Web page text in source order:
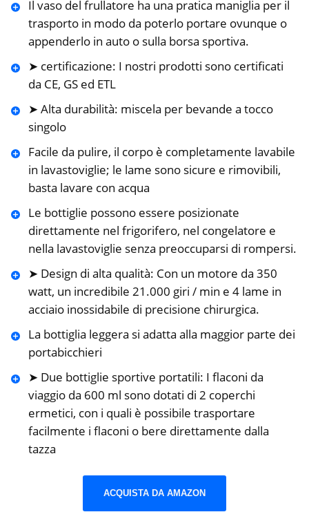
Il vaso del frullatore ha una pratica maniglia per il
trasporto in modo da poterlo portare ovunque o
appenderlo in auto o sulla borsa sportiva.
➤ certificazione: I nostri prodotti sono certificati
da CE, GS ed ETL
➤ Alta durabilità: miscela per bevande a tocco
singolo
Facile da pulire, il corpo è completamente lavabile
in lavastoviglie; le lame sono sicure e rimovibili,
basta lavare con acqua
Le bottiglie possono essere posizionate
direttamente nel frigorifero, nel congelatore e
nella lavastoviglie senza preoccuparsi di rompersi.
➤ Design di alta qualità: Con un motore da 350
watt, un incredibile 21.000 giri / min e 4 lame in
acciaio inossidabile di precisione chirurgica.
La bottiglia leggera si adatta alla maggior parte dei
portabicchieri
➤ Due bottiglie sportive portatili: I flaconi da
viaggio da 600 ml sono dotati di 2 coperchi
ermetici, con i quali è possibile trasportare
facilmente i flaconi o bere direttamente dalla
tazza
ACQUISTA DA AMAZON